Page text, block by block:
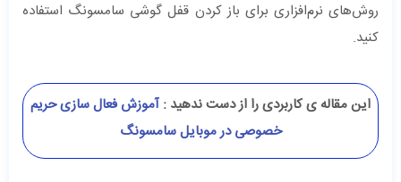
روش‌های نرم‌افزاری برای باز کردن قفل گوشی سامسونگ استفاده
کنید.
این مقاله ی کاربردی را از دست ندهید : آموزش فعال سازی حریم
خصوصی در موبایل سامسونگ